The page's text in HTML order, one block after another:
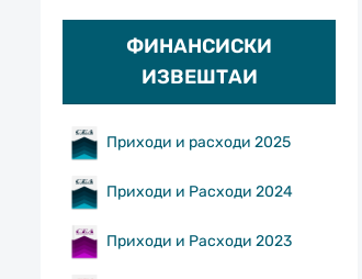
ФИНАНСИСКИ
ИЗВЕШТАИ
Приходи и расходи 2025
Приходи и Расходи 2024
Приходи и Расходи 2023